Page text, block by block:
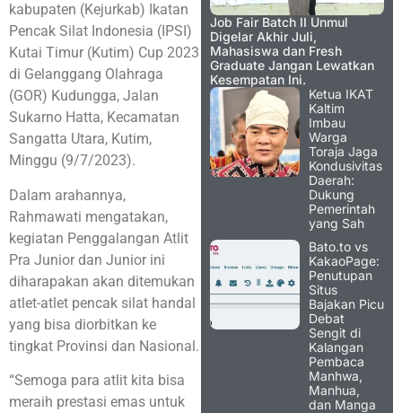
kabupaten (Kejurkab) Ikatan
Pencak Silat Indonesia (IPSI)
Kutai Timur (Kutim) Cup 2023
di Gelanggang Olahraga
(GOR) Kudungga, Jalan
Sukarno Hatta, Kecamatan
Sangatta Utara, Kutim,
Minggu (9/7/2023).
Dalam arahannya,
Rahmawati mengatakan,
kegiatan Penggalangan Atlit
Pra Junior dan Junior ini
diharapakan akan ditemukan
atlet-atlet pencak silat handal
yang bisa diorbitkan ke
tingkat Provinsi dan Nasional.
“Semoga para atlit kita bisa
meraih prestasi emas untuk
Job Fair Batch II Unmul
Digelar Akhir Juli,
Mahasiswa dan Fresh
Graduate Jangan Lewatkan
Kesempatan Ini.
Ketua IKAT
Kaltim
Imbau
Warga
Toraja Jaga
Kondusivitas
Daerah:
Dukung
Pemerintah
yang Sah
Bato.to vs
KakaoPage:
Penutupan
Situs
Bajakan Picu
Debat
Sengit di
Kalangan
Pembaca
Manhwa,
Manhua,
dan Manga